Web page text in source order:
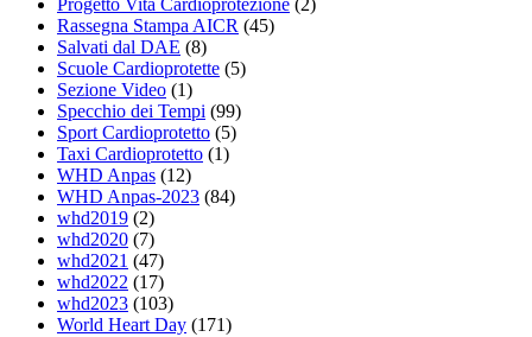
Progetto Vita Cardioprotezione (2)
Rassegna Stampa AICR (45)
Salvati dal DAE (8)
Scuole Cardioprotette (5)
Sezione Video (1)
Specchio dei Tempi (99)
Sport Cardioprotetto (5)
Taxi Cardioprotetto (1)
WHD Anpas (12)
WHD Anpas-2023 (84)
whd2019 (2)
whd2020 (7)
whd2021 (47)
whd2022 (17)
whd2023 (103)
World Heart Day (171)